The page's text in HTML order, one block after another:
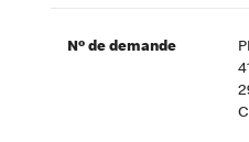
Nº de demande